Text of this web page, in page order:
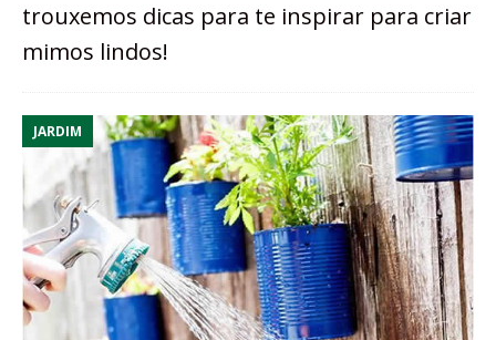
trouxemos dicas para te inspirar para criar
mimos lindos!
JARDIM